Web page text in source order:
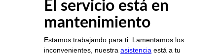
El servicio está en
mantenimiento
Estamos trabajando para ti. Lamentamos los
inconvenientes, nuestra asistencia está a tu